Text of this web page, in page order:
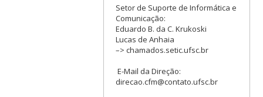
Setor de Suporte de Informática e
Comunicação:
Eduardo B. da C. Krukoski
Lucas de Anhaia
–> chamados.setic.ufsc.br
E-Mail da Direção:
direcao.cfm@contato.ufsc.br